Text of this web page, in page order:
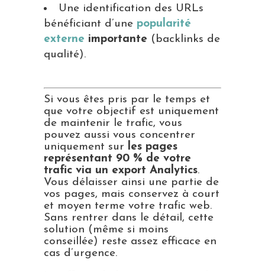
Une identification des URLs
bénéficiant d’une popularité
externe importante (backlinks de
qualité).
Si vous êtes pris par le temps et
que votre objectif est uniquement
de maintenir le trafic, vous
pouvez aussi vous concentrer
uniquement sur les pages
représentant 90 % de votre
trafic via un export Analytics.
Vous délaisser ainsi une partie de
vos pages, mais conservez à court
et moyen terme votre trafic web.
Sans rentrer dans le détail, cette
solution (même si moins
conseillée) reste assez efficace en
cas d’urgence.